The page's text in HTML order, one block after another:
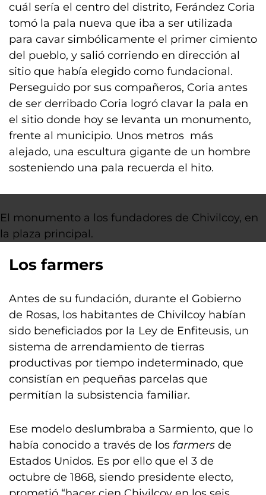
cuál sería el centro del distrito, Ferández Coria
tomó la pala nueva que iba a ser utilizada
para cavar simbólicamente el primer cimiento
del pueblo, y salió corriendo en dirección al
sitio que había elegido como fundacional.
Perseguido por sus compañeros, Coria antes
de ser derribado Coria logró clavar la pala en
el sitio donde hoy se levanta un monumento,
frente al municipio. Unos metros más
alejado, una escultura gigante de un hombre
sosteniendo una pala recuerda el hito.
El monumento a los fundadores de Chivilcoy, en
la plaza principal.
Los farmers
Antes de su fundación, durante el Gobierno
de Rosas, los habitantes de Chivilcoy habían
sido beneficiados por la Ley de Enfiteusis, un
sistema de arrendamiento de tierras
productivas por tiempo indeterminado, que
consistían en pequeñas parcelas que
permitían la subsistencia familiar.
Ese modelo deslumbraba a Sarmiento, que lo
había conocido a través de los farmers de
Estados Unidos. Es por ello que el 3 de
octubre de 1868, siendo presidente electo,